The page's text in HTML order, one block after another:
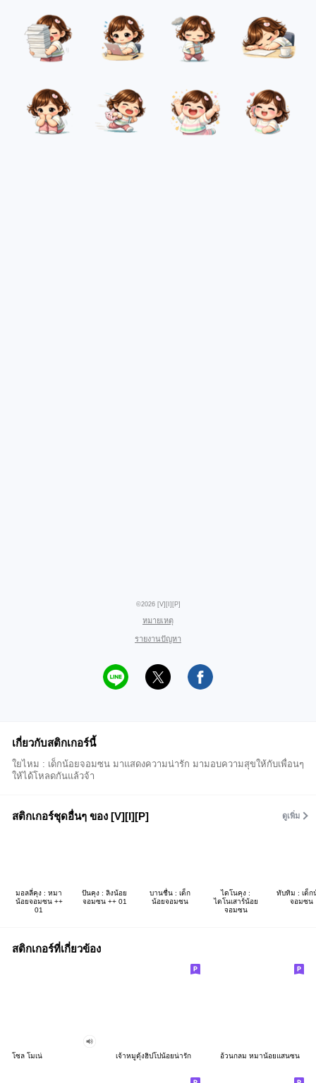
©2026 [V][I][P]
หมายเหตุ
รายงานปัญหา
เกี่ยวกับสติกเกอร์นี้
ใยไหม : เด็กน้อยจอมซน มาแสดงความน่ารัก มามอบความสุขให้กับเพื่อนๆ
ให้ได้โหลดกันแล้วจ้า
สติกเกอร์ชุดอื่นๆ ของ [V][I][P] ดูเพิ่ม
มอลลี่คุง : หมา
น้อยจอมซน ++
01
ปันคุง : ลิงน้อย
จอมซน ++ 01
บานชื่น : เด็ก
น้อยจอมซน
ไดโนคุง :
ไดโนเสาร์น้อย
จอมซน
ทับทิม : เด็ก
จอมซน
สติกเกอร์ที่เกี่ยวข้อง
โซล โมเน่ เจ้าหมูดุ้งฮิปโปน้อยน่ารัก อ้วนกลม หมาน้อยแสนซน